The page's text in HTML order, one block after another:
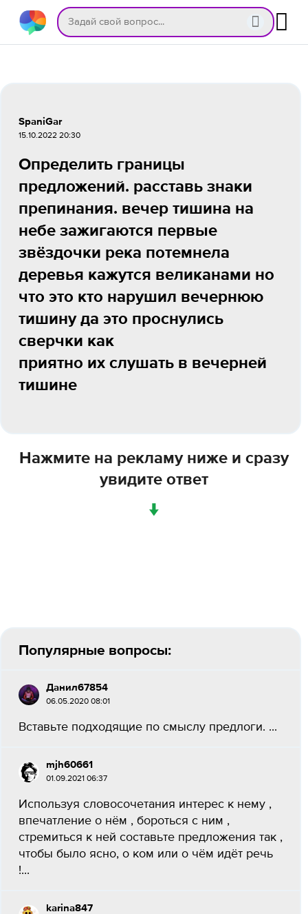
SpaniGar
15.10.2022 20:30
Определить границы
предложений. расставь знаки
препинания. вечер тишина на
небе зажигаются первые
звёздочки река потемнела
деревья кажутся великанами но
что это кто нарушил вечернюю
тишину да это проснулись
сверчки как
приятно их слушать в вечерней
тишине
Нажмите на рекламу ниже и сразу
увидите ответ
↓
Популярные вопросы:
Данил67854
06.05.2020 08:01
Вставьте подходящие по смыслу предлоги. ​...
mjh60661
01.09.2021 06:37
Используя словосочетания интерес к нему ,
впечатление о нём , бороться с ним ,
стремиться к ней составьте предложения так ,
чтобы было ясно, о ком или о чём идёт речь
!...
karina847